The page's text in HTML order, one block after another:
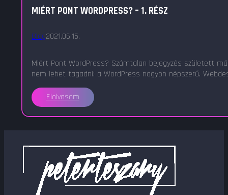
MIÉRT PONT WORDPRESS? – 1. RÉSZ
Blog2021.06.15.
Miért Pont WordPress? Számtalan bejegyzés született
nem lehet tagadni: a WordPress nagyon népszerű.
Elolvasom